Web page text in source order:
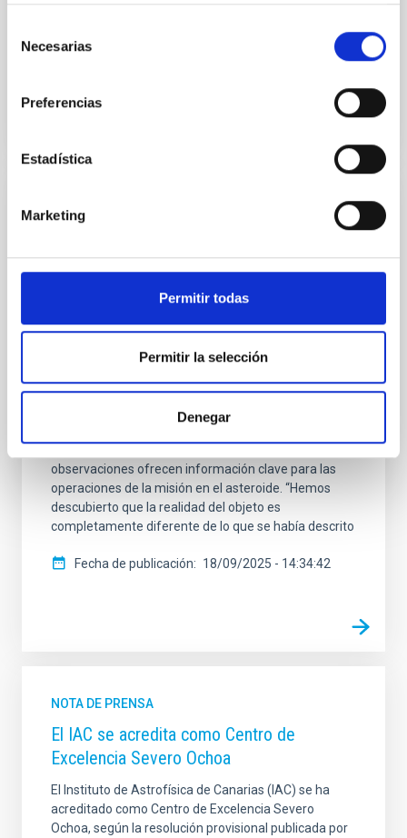
Necesarias
Preferencias
Estadística
Marketing
Permitir todas
Permitir la selección
Denegar
que el asteroide de la misión Hayabusa2
mundo, incluido el Gran Telescopio Canarias (GTC o
Grantecan) en el Observatorio del Roque de los
1998 KY26, revelando que es casi tres veces más
pequeño y gira mucho más rápido de lo que se
observaciones ofrecen información clave para las
operaciones de la misión en el asteroide. “Hemos
descubierto que la realidad del objeto es
completamente diferente de lo que se había descrito
Fecha de publicación 18/09/2025 - 14:34:42
NOTA DE PRENSA
El IAC se acredita como Centro de
Excelencia Severo Ochoa
El Instituto de Astrofísica de Canarias (IAC) se ha
acreditado como Centro de Excelencia Severo
Ochoa, según la resolución provisional publicada por